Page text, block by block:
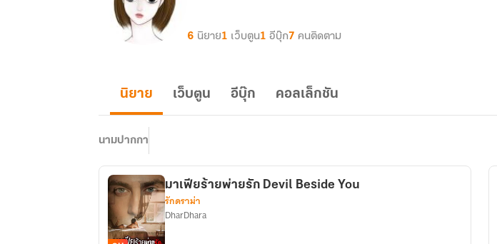
6 นิยาย1 เว็บตูน1 อีบุ๊ก7 คนติดตาม
นิยาย เว็บตูน อีบุ๊ก คอลเล็กชัน
นามปากกา
มาเฟียร้ายพ่ายรัก Devil Beside You
รักดราม่า
DharDhara